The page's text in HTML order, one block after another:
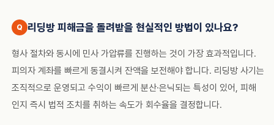
리딩방 피해금을 돌려받을 현실적인 방법이 있나요?
형사 절차와 동시에 민사 가압류를 진행하는 것이 가장 효과적입니다.
피의자 계좌를 빠르게 동결시켜 잔액을 보전해야 합니다. 리딩방 사기는
조직적으로 운영되고 수익이 빠르게 분산·은닉되는 특성이 있어, 피해
인지 즉시 법적 조치를 취하는 속도가 회수율을 결정합니다.